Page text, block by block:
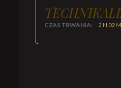
CZAS TRWANIA: 2 H 02